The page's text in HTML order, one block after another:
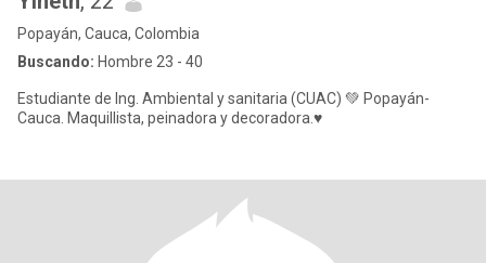
Popayán, Cauca, Colombia
Buscando: Hombre 23 - 40
Estudiante de Ing. Ambiental y sanitaria (CUAC) 💚 Popayán-
Cauca. Maquillista, peinadora y decoradora.♥️